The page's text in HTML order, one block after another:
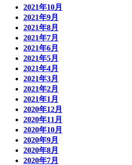
2021年10月
2021年9月
2021年8月
2021年7月
2021年6月
2021年5月
2021年4月
2021年3月
2021年2月
2021年1月
2020年12月
2020年11月
2020年10月
2020年9月
2020年8月
2020年7月